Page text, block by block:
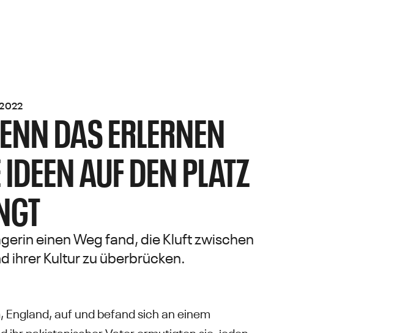
DAS ERLERNEN
AUF DEN PLATZ
einen Weg fand, die Kluft zwischen
ihrer Kultur zu überbrücken.
England, auf und befand sich an einem